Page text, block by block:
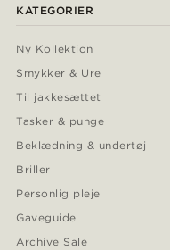
KATEGORIER
Ny Kollektion
Smykker & Ure
Til jakkesættet
Tasker & punge
Beklædning & undertøj
Briller
Personlig pleje
Gaveguide
Archive Sale